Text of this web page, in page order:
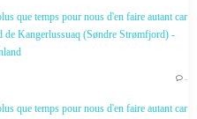
que temps pour nous d'en faire autant car
de Kangerlussuaq (Søndre Strømfjord) -
…
que temps pour nous d'en faire autant car